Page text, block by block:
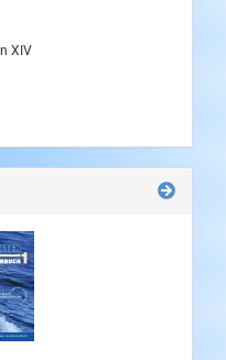
XIV